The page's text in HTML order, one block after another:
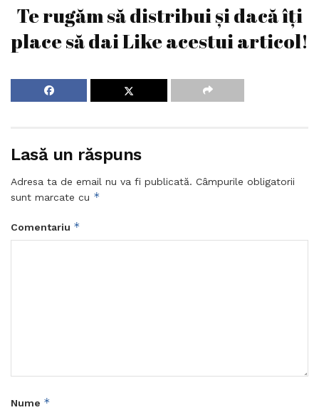
Te rugăm să distribui și dacă îți
place să dai Like acestui articol!
Lasă un răspuns
Adresa ta de email nu va fi publicată. Câmpurile obligatorii
sunt marcate cu *
Comentariu *
Nume *